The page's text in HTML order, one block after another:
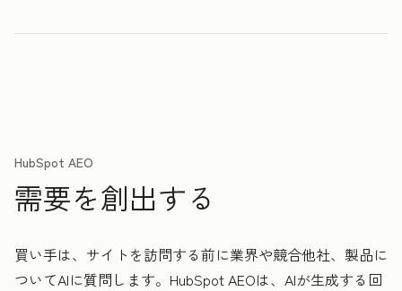
HubSpot AEO
需要を創出する
買い手は、サイトを訪問する前に業界や競合他社、製品に
ついてAIに質問します。HubSpot AEOは、AIが生成する回